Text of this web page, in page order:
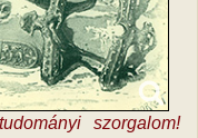
szorgalom!